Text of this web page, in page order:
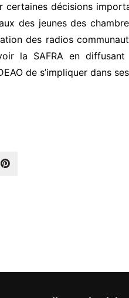
certaines décisions
des jeunes des
des radios
la SAFRA en
de s’impliquer dans